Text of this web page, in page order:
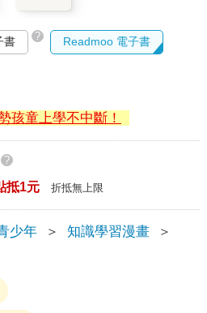
書 ? Readmoo 電子書
孩童上學不中斷！
?
抵1元 折抵無上限
少年 ＞ 知識學習漫畫
＞